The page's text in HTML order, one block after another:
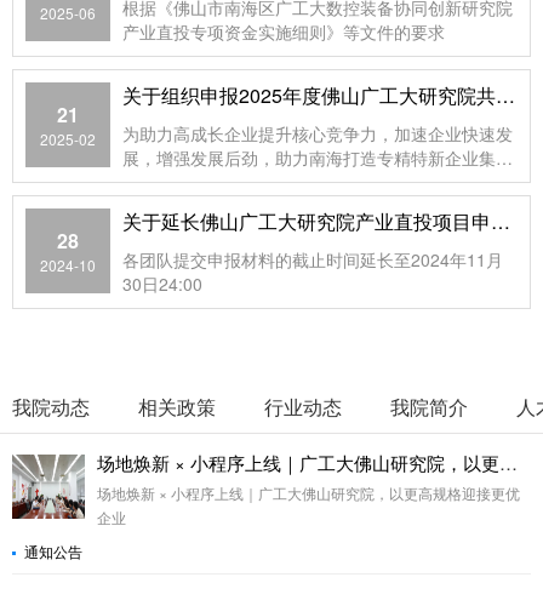
2025-06
根据《佛山市南海区广工大数控装备协同创新研究院
产业直投专项资金实施细则》等文件的要求
21
2025-02
关于组织申报2025年度佛山广工大研究院共建研发机构建设项目的通知
为助力高成长企业提升核心竞争力，加速企业快速发
展，增强发展后劲，助力南海打造专精特新企业集
群，推动产业高质量发展
28
2024-10
关于延长佛山广工大研究院产业直投项目申报时间的通知
各团队提交申报材料的截止时间延长至2024年11月
30日24:00
我院动态 相关政策 行业动态 我院简介 人
场地焕新 × 小程序上线｜广工大佛山研究院，以更高规格迎接更优企业
场地焕新 × 小程序上线｜广工大佛山研究院，以更高规格迎接更优
企业
通知公告